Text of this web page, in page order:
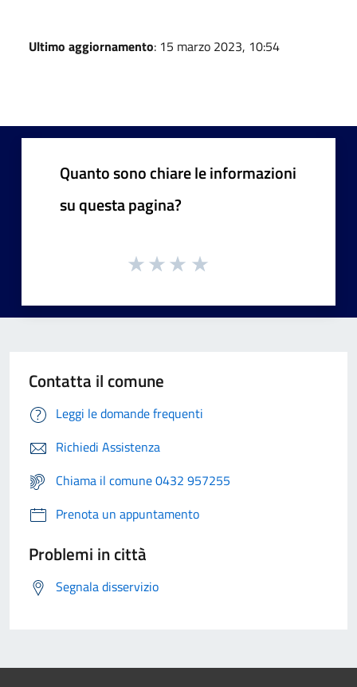
Ultimo aggiornamento: 15 marzo 2023, 10:54
Quanto sono chiare le informazioni
su questa pagina?
Contatta il comune
Leggi le domande frequenti
Richiedi Assistenza
Chiama il comune 0432 957255
Prenota un appuntamento
Problemi in città
Segnala disservizio